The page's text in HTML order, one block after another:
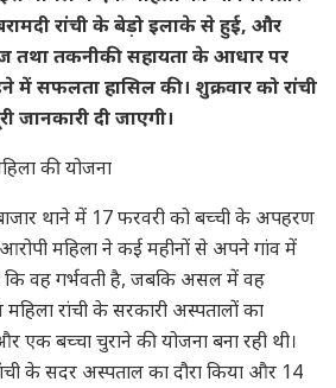
रांची के बेड़ो इलाके से हुई, और
तथा तकनीकी सहायता के आधार पर
में सफलता हासिल की। शुक्रवार को रांची
जानकारी दी जाएगी।
की योजना
थाने में 17 फरवरी को बच्ची के अपहरण
आरोपी महिला ने कई महीनों से अपने गांव में
वह गर्भवती है, जबकि असल में वह
महिला रांची के सरकारी अस्पतालों का
एक बच्चा चुराने की योजना बना रही थी।
के सदर अस्पताल का दौरा किया और 14